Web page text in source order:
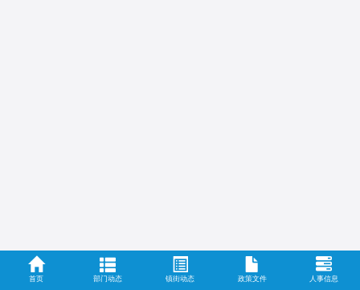
首页 部门动态 镇街动态 政策文件 人事信息